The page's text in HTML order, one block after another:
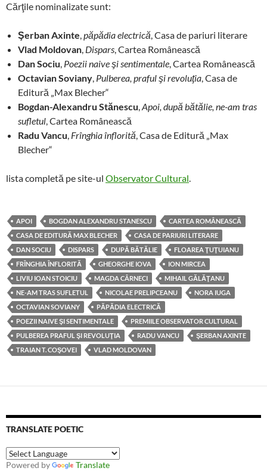
Cărţile nominalizate sunt:
Şerban Axinte,păpădia electrică, Casa de pariuri literare
Vlad Moldovan, Dispars, Cartea Românească
Dan Sociu, Poezii naive şi sentimentale, Cartea Românească
Octavian Soviany, Pulberea, praful şi revoluţia, Casa de
Editură „Max Blecher“
Bogdan-Alexandru Stănescu,Apoi, după bătălie, ne-am tras
sufletul, Cartea Românească
Radu Vancu, Frînghia înflorită, Casa de Editură „Max
Blecher“
lista completă pe site-ul Observator Cultural.
APOI BOGDAN ALEXANDRU STANESCU
CARTEA ROMÂNEASCĂ
CASA DE EDITURĂ MAX BLECHER
CASA DE PARIURI LITERARE
DAN SOCIU
DISPARS DUPĂ BĂTĂLIE
FLOAREA ŢUŢUIANU
FRÎNGHIA ÎNFLORITĂ
GHEORGHE IOVA
ION MIRCEA
LIVIU IOAN STOICIU
MAGDA CÂRNECI
MIHAIL GĂLĂŢANU
NE-AM TRAS SUFLETUL
NICOLAE PRELIPCEANU
NORA IUGA
OCTAVIAN SOVIANY
PĂPĂDIA ELECTRICĂ
POEZII NAIVE ŞI SENTIMENTALE
PREMIILE OBSERVATOR CULTURAL
PULBEREA PRAFUL ŞI REVOLUŢIA
RADU VANCU
ŞERBAN AXINTE
TRAIAN T. COŞOVEI
VLAD MOLDOVAN
TRANSLATE POETIC
Powered by Translate